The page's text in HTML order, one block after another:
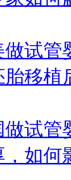
试管
移植
做试
如何